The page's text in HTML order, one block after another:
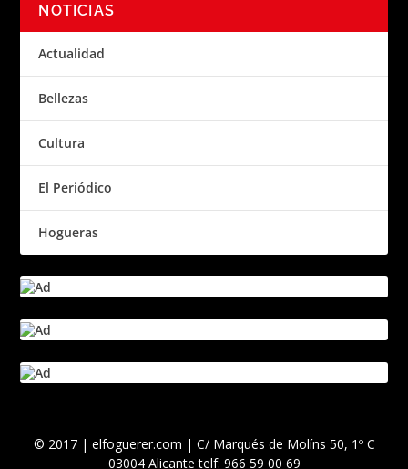
NOTICIAS
Actualidad
Bellezas
Cultura
El Periódico
Hogueras
© 2017 | elfoguerer.com | C/ Marqués de Molíns 50, 1º C
03004 Alicante telf: 966 59 00 69